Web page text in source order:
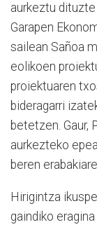
aurkeztu
Garapen
sailean Sañoa
eolikoen
proiektuaren
bideragarri
betetzen. Gaur,
aurkezteko
beren
Hirigintza
gaindiko